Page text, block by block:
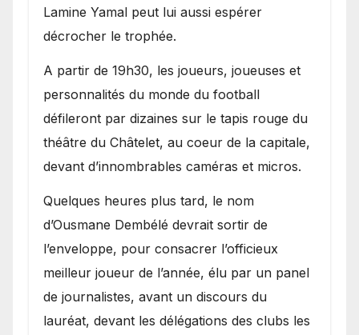
Lamine Yamal peut lui aussi espérer
décrocher le trophée.
A partir de 19h30, les joueurs, joueuses et
personnalités du monde du football
défileront par dizaines sur le tapis rouge du
théâtre du Châtelet, au coeur de la capitale,
devant d’innombrables caméras et micros.
Quelques heures plus tard, le nom
d’Ousmane Dembélé devrait sortir de
l’enveloppe, pour consacrer l’officieux
meilleur joueur de l’année, élu par un panel
de journalistes, avant un discours du
lauréat, devant les délégations des clubs les